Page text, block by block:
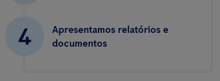
4
Apresentamos relatórios e
documentos